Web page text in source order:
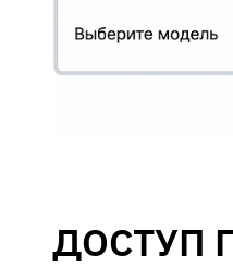
ДОСТУП